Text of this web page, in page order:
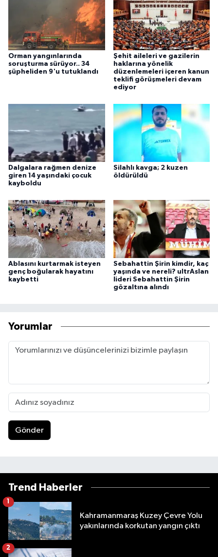
Orman yangınlarında
soruşturma sürüyor.. 34
şüpheliden 9'u tutuklandı
Şehit aileleri ve gazilerin
haklarına yönelik
düzenlemeleri içeren kanun
teklifi görüşmeleri devam
ediyor
Dalgalara rağmen denize
giren 14 yaşındaki çocuk
kayboldu
Silahlı kavga; 2 kuzen
öldürüldü
Ablasını kurtarmak isteyen
genç boğularak hayatını
kaybetti
Sebahattin Şirin kimdir, kaç
yaşında ve nereli? ultrAslan
lideri Sebahattin Şirin
gözaltına alındı
Yorumlar
Gönder
Trend Haberler
Kahramanmaraş Kuzey Çevre Yolu
yakınlarında korkutan yangın çıktı
1
2